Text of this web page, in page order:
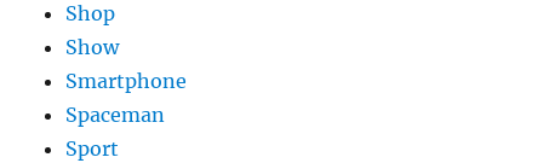
Shop
Show
Smartphone
Spaceman
Sport